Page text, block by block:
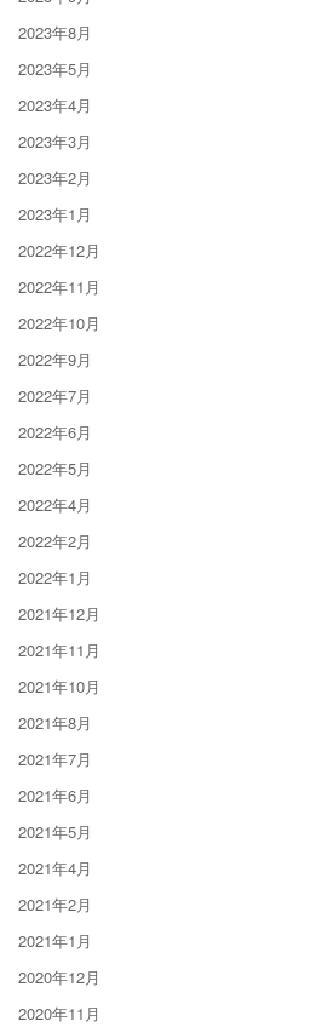
2023年8月
2023年5月
2023年4月
2023年3月
2023年2月
2023年1月
2022年12月
2022年11月
2022年10月
2022年9月
2022年7月
2022年6月
2022年5月
2022年4月
2022年2月
2022年1月
2021年12月
2021年11月
2021年10月
2021年8月
2021年7月
2021年6月
2021年5月
2021年4月
2021年2月
2021年1月
2020年12月
2020年11月